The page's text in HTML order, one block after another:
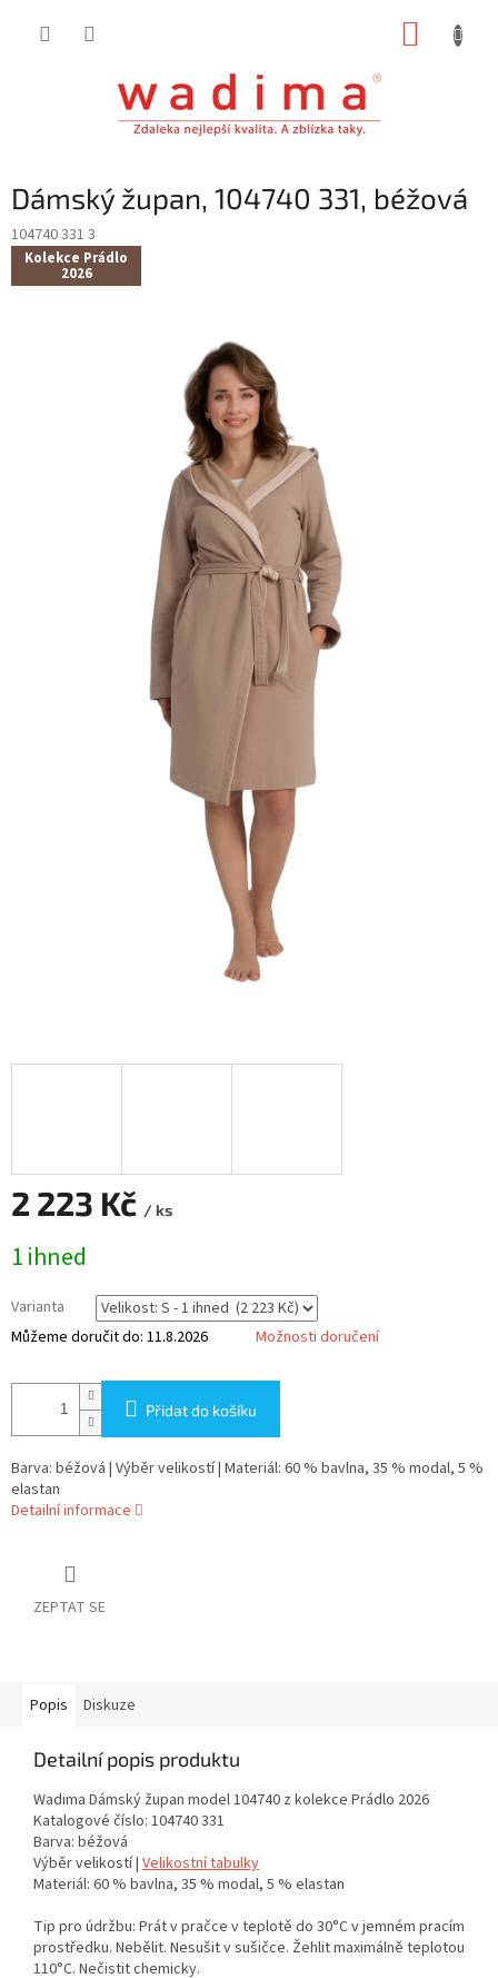
Dámský župan, 104740 331, béžová
104740 331 3
Kolekce Prádlo
2026
2 223 Kč / ks
cena:
1 ihned
Varianta
Můžeme doručit do: 11.8.2026 Možnosti doručení
Přidat do košíku
Barva: béžová | Výběr velikostí | Materiál: 60 % bavlna, 35 % modal, 5 %
elastan
Detailní informace
ZEPTAT SE
Popis Diskuze
Detailní popis produktu
Wadima Dámský župan model 104740 z kolekce Prádlo 2026
Katalogové číslo: 104740 331
Barva: béžová
Výběr velikostí | Velikostní tabulky
Materiál: 60 % bavlna, 35 % modal, 5 % elastan
Tip pro údržbu: Prát v pračce v teplotě do 30°C v jemném pracím
prostředku. Nebělit. Nesušit v sušičce. Žehlit maximálně teplotou
110°C. Nečistit chemicky.